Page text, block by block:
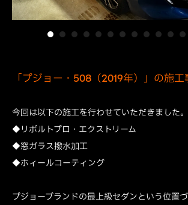
「プジョー・508（2019年）」の施工
今回は以下の施工を行わせていただきました。
◆リボルトプロ・エクストリーム
◆窓ガラス撥水加工
◆ホィールコーティング
プジョーブランドの最上級セダンという位置